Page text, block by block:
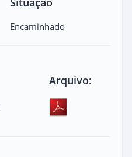
Encaminhado
Arquivo: